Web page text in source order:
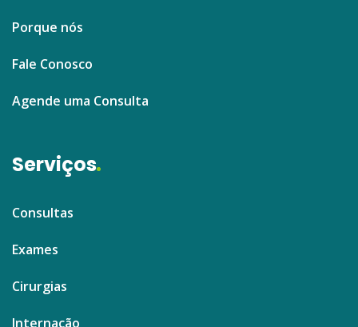
Porque nós
Fale Conosco
Agende uma Consulta
Serviços
Consultas
Exames
Cirurgias
Internação